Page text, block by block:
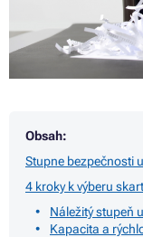
Obsah:
Stupne bezpečnosti
4 kroky k výberu
Náležitý stupeň
Kapacita a